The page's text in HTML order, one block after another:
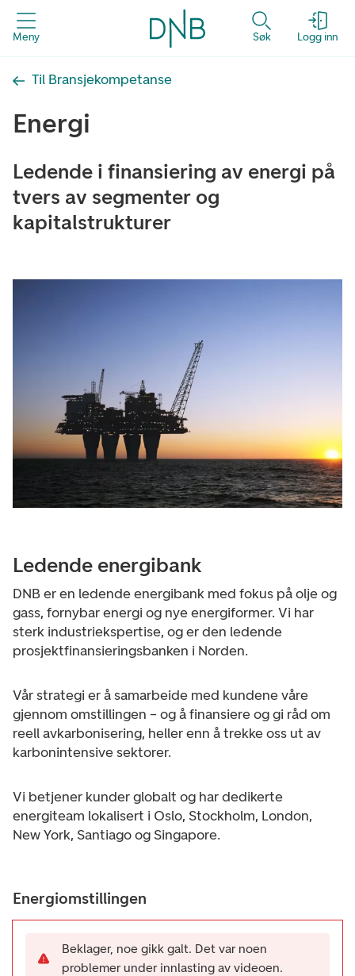
Meny Søk Logg inn
Til Bransjekompetanse
Energi
Ledende i finansiering av energi på
tvers av segmenter og
kapitalstrukturer
Ledende energibank
DNB er en ledende energibank med fokus på olje og
gass, fornybar energi og nye energiformer. Vi har
sterk industriekspertise, og er den ledende
prosjektfinansieringsbanken i Norden.
Vår strategi er å samarbeide med kundene våre
gjennom omstillingen – og å finansiere og gi råd om
reell avkarbonisering, heller enn å trekke oss ut av
karbonintensive sektorer.
Vi betjener kunder globalt og har dedikerte
energiteam lokalisert i Oslo, Stockholm, London,
New York, Santiago og Singapore.
Energiomstillingen
Beklager, noe gikk galt. Det var noen
problemer under innlasting av videoen.